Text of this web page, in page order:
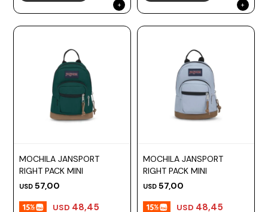
MOCHILA JANSPORT
RIGHT PACK MINI
USD 57,00
USD 48,45
MOCHILA JANSPORT
RIGHT PACK MINI
USD 57,00
USD 48,45